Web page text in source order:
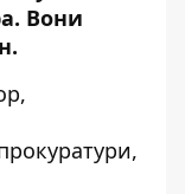
Вони
,